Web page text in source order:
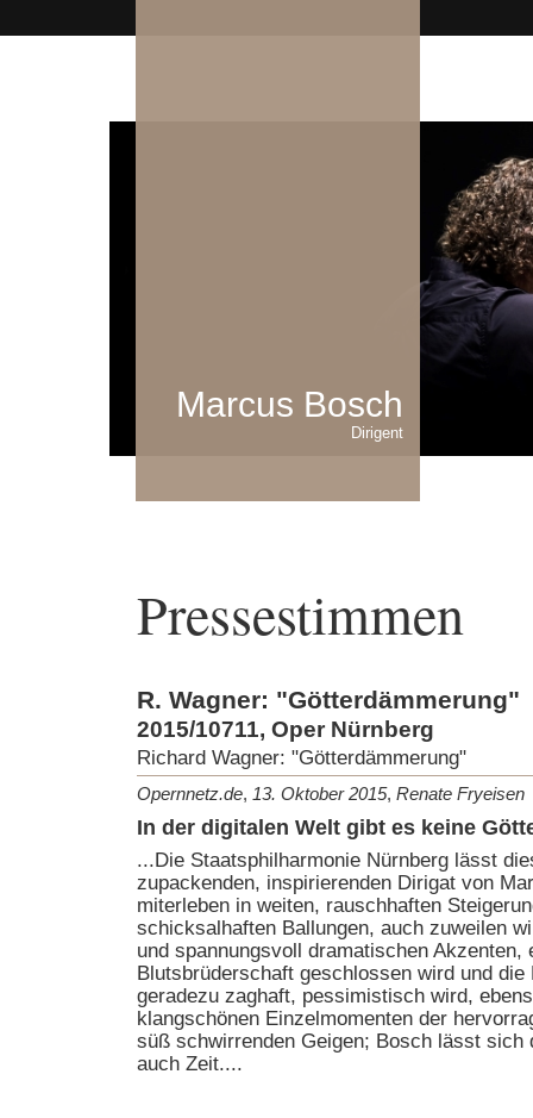
Marcus Bosch
Dirigent
Pressestimmen
R. Wagner: "Götterdämmerung"
2015/10711, Oper Nürnberg
Richard Wagner: "Götterdämmerung"
Opernnetz.de, 13. Oktober 2015, Renate Fryeisen
In der digitalen Welt gibt es keine
...Die Staatsphilharmonie Nürnberg lässt
zupackenden, inspirierenden Dirigat von
miterleben in weiten, rauschhaften
schicksalhaften Ballungen, auch zuweilen
und spannungsvoll dramatischen Akzenten,
Blutsbrüderschaft geschlossen wird und die
geradezu zaghaft, pessimistisch wird,
klangschönen Einzelmomenten der
süß schwirrenden Geigen; Bosch lässt sich
auch Zeit....